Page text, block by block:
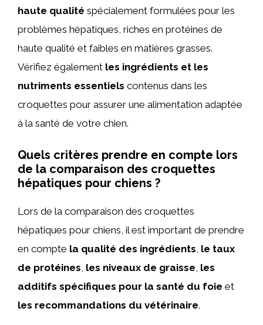
haute qualité spécialement formulées pour les
problèmes hépatiques, riches en protéines de
haute qualité et faibles en matières grasses.
Vérifiez également les ingrédients et les
nutriments essentiels contenus dans les
croquettes pour assurer une alimentation adaptée
à la santé de votre chien.
Quels critères prendre en compte lors
de la comparaison des croquettes
hépatiques pour chiens ?
Lors de la comparaison des croquettes
hépatiques pour chiens, il est important de prendre
en compte la qualité des ingrédients le taux
de protéines les niveaux de graisse les
additifs spécifiques pour la santé du foie et
les recommandations du vétérinaire.